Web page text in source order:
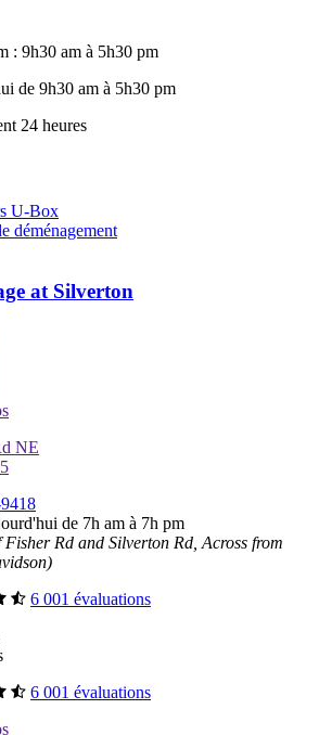
: 9h30 am à 5h30 pm
de 9h30 am à 5h30 pm
24 heures
U-Box
déménagement
at Silverton
NE
de 7h am à 7h pm
Rd and Silverton Rd, Across from
6 001 évaluations
6 001 évaluations